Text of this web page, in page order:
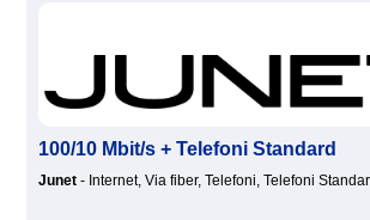
100/10 Mbit/s + Telefoni Standard
Junet - Internet, Via fiber, Telefoni, Telefoni